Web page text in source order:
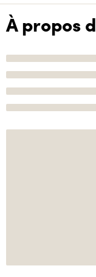
À propos